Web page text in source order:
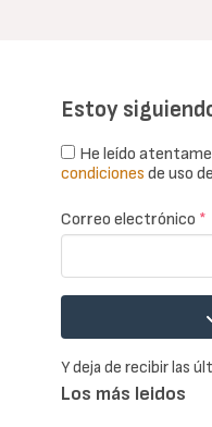
Estoy
He leído
condiciones de uso
Correo electrónico *
Y deja de recibir las
Los más leidos